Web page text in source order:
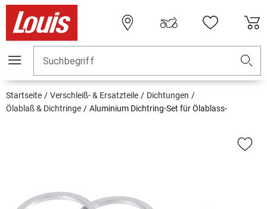
Suchbegriff
Startseite Verschleiß- & Ersatzteile
Dichtungen
Ölablaß & Dichtringe
Aluminium Dichtring-Set für Ölablass-